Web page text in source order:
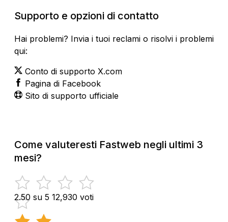
Supporto e opzioni di contatto
Hai problemi? Invia i tuoi reclami o risolvi i problemi
qui:
Conto di supporto X.com
Pagina di Facebook
Sito di supporto ufficiale
Come valuteresti Fastweb negli ultimi 3
mesi?
2.50 su 5 12,930 voti